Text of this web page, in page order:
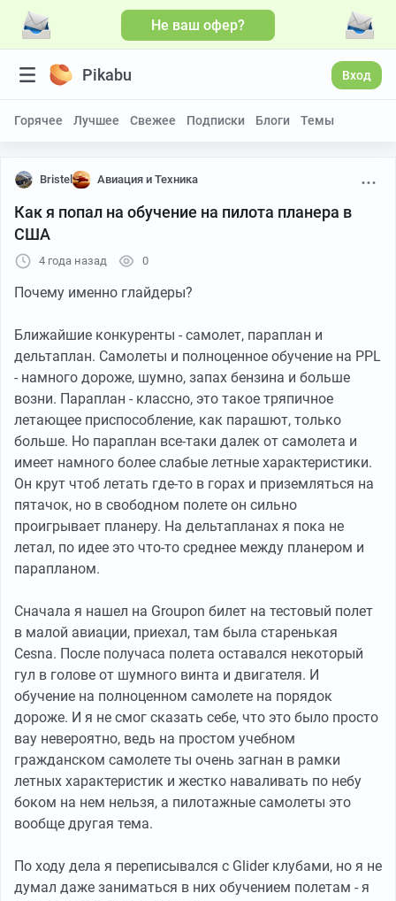
Не ваш офер?
Pikabu Вход
Горячее Лучшее Свежее Подписки Блоги Темы
Bristel Авиация и Техника
Как я попал на обучение на пилота планера в
США
4 года назад 0
Почему именно глайдеры?
Ближайшие конкуренты - самолет, параплан и
дельтаплан. Самолеты и полноценное обучение на PPL
- намного дороже, шумно, запах бензина и больше
возни. Параплан - классно, это такое тряпичное
летающее приспособление, как парашют, только
больше. Но параплан все-таки далек от самолета и
имеет намного более слабые летные характеристики.
Он крут чтоб летать где-то в горах и приземляться на
пятачок, но в свободном полете он сильно
проигрывает планеру. На дельтапланах я пока не
летал, по идее это что-то среднее между планером и
парапланом.
Сначала я нашел на Groupon билет на тестовый полет
в малой авиации, приехал, там была старенькая
Cesna. После получаса полета оставался некоторый
гул в голове от шумного винта и двигателя. И
обучение на полноценном самолете на порядок
дороже. И я не смог сказать себе, что это было просто
вау невероятно, ведь на простом учебном
гражданском самолете ты очень загнан в рамки
летных характеристик и жестко наваливать по небу
боком на нем нельзя, а пилотажные самолеты это
вообще другая тема.
По ходу дела я переписывался с Glider клубами, но я не
думал даже заниматься в них обучением полетам - я
Больше видео